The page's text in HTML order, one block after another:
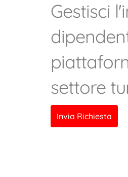
Gestisci
settore
Invia Richiesta